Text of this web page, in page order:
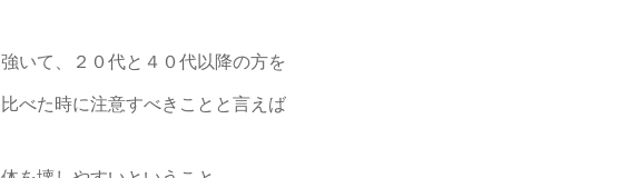
強いて、２０代と４０代以降の方を
比べた時に注意すべきことと言えば